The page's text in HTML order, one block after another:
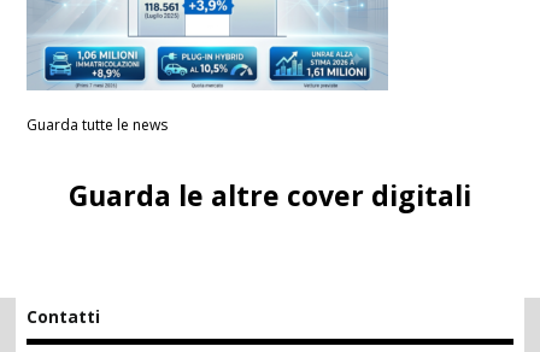
Guarda tutte le news
Guarda le altre cover digitali
Contatti